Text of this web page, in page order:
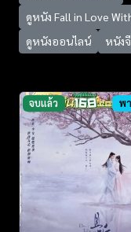
ดูหนัง Fall in Love
ดูหนังออนไลน์
หนัง
จบแล้ว พ